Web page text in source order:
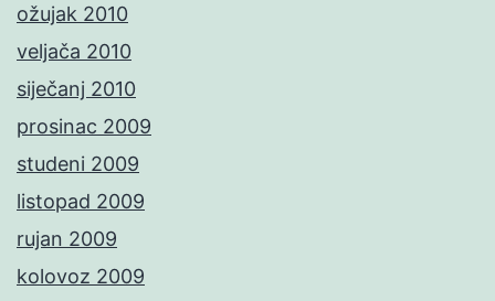
ožujak 2010
veljača 2010
siječanj 2010
prosinac 2009
studeni 2009
listopad 2009
rujan 2009
kolovoz 2009